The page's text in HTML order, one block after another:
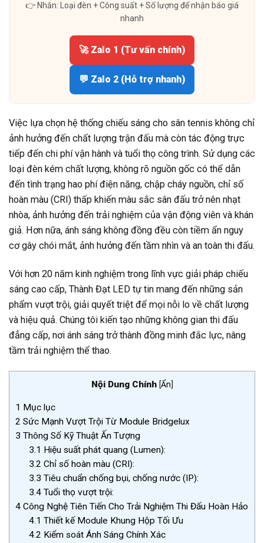
👉 Nhắn: Loại đèn + Công suất + Số lượng để nhận báo giá
nhanh
🚀 Zalo 1 (Tư vấn chính)
💬 Zalo 2 (Hỗ trợ nhanh)
Việc lựa chọn hệ thống chiếu sáng cho sân tennis không chỉ
ảnh hưởng đến chất lượng trận đấu mà còn tác động trực
tiếp đến chi phí vận hành và tuổi thọ công trình. Sử dụng các
loại đèn kém chất lượng, không rõ nguồn gốc có thể dẫn
đến tình trạng hao phí điện năng, chập cháy nguồn, chỉ số
hoàn màu (CRI) thấp khiến màu sắc sân đấu trở nên nhạt
nhòa, ảnh hưởng đến trải nghiệm của vận động viên và khán
giả. Hơn nữa, ánh sáng không đồng đều còn tiềm ẩn nguy
cơ gây chói mắt, ảnh hưởng đến tầm nhìn và an toàn thi đấu.
Với hơn 20 năm kinh nghiệm trong lĩnh vực giải pháp chiếu
sáng cao cấp, Thành Đạt LED tự tin mang đến những sản
phẩm vượt trội, giải quyết triệt để mọi nỗi lo về chất lượng
và hiệu quả. Chúng tôi kiến tạo những không gian thi đấu
đẳng cấp, nơi ánh sáng trở thành đồng minh đắc lực, nâng
tầm trải nghiệm thể thao.
Nội Dung Chính [Ẩn]
1 Mục lục
2 Sức Mạnh Vượt Trội Từ Module Bridgelux
3 Thông Số Kỹ Thuật Ấn Tượng
3.1 Hiệu suất phát quang (Lumen):
3.2 Chỉ số hoàn màu (CRI):
3.3 Tiêu chuẩn chống bụi, chống nước (IP):
3.4 Tuổi thọ vượt trội:
4 Công Nghệ Tiên Tiến Cho Trải Nghiệm Thi Đấu Hoàn Hảo
4.1 Thiết kế Module Khung Hộp Tối Ưu
4.2 Kiểm soát Ánh Sáng Chính Xác